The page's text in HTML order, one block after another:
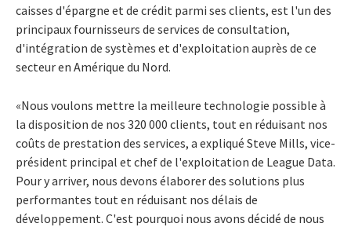
caisses d'épargne et de crédit parmi ses clients, est l'un des
principaux fournisseurs de services de consultation,
d'intégration de systèmes et d'exploitation auprès de ce
secteur en Amérique du Nord.
«Nous voulons mettre la meilleure technologie possible à
la disposition de nos 320 000 clients, tout en réduisant nos
coûts de prestation des services, a expliqué Steve Mills, vice-
président principal et chef de l'exploitation de League Data.
Pour y arriver, nous devons élaborer des solutions plus
performantes tout en réduisant nos délais de
développement. C'est pourquoi nous avons décidé de nous